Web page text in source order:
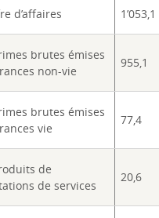
d’affaires 1’053,1
brutes émises
non-vie
955,1
brutes émises
vie
77,4
de
de services
20,6